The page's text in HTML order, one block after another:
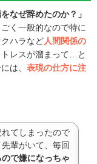
をなぜ辞めたのか？」
く一般的なので特に
ハラなど人間関係の
レスが溜まって…と
は、 表現の仕方に注
てしまったので
輩がいて、毎回
で嫌になっちゃ